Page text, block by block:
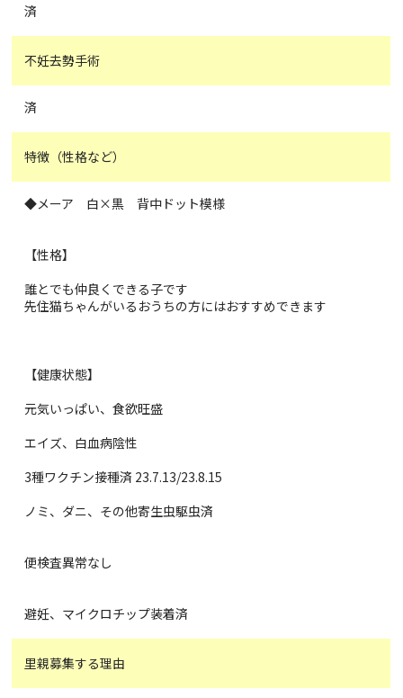
済
不妊去勢手術
済
特徴（性格など）
◆メーア 白×黒 背中ドット模様
【性格】
誰とでも仲良くできる子です
先住猫ちゃんがいるおうちの方にはおすすめできます
【健康状態】
元気いっぱい、食欲旺盛
エイズ、白血病陰性
3種ワクチン接種済 23.7.13/23.8.15
ノミ、ダニ、その他寄生虫駆虫済
便検査異常なし
避妊、マイクロチップ装着済
里親募集する理由